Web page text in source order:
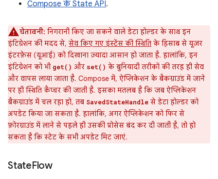
Compose के State API.
चेतावनी: निगरानी किए जा सकने वाले डेटा होल्डर के साथ इन
इंटिग्रेशन की मदद से, सेव किए गए इंस्टेंस की स्थिति के हिसाब से यूज़र
इंटरफ़ेस (यूआई) को दिखाना ज़्यादा आसान हो जाता है. हालांकि, इन
इंटिग्रेशन को भी get() और set() के बुनियादी तरीकों की तरह ही सेव
और वापस लाया जाता है. Compose में, ऐप्लिकेशन के बैकग्राउंड में जाने
पर ही स्थिति कैप्चर की जाती है. इसका मतलब है कि जब ऐप्लिकेशन
बैकग्राउंड में चल रहा हो, तब SavedStateHandle से डेटा होल्डर को
अपडेट किया जा सकता है. हालांकि, अगर ऐप्लिकेशन को फिर से
फ़ोरग्राउंड में लाने से पहले ही उसकी प्रोसेस बंद कर दी जाती है, तो हो
सकता है कि स्टेट के सभी अपडेट मिट जाएं.
StateFlow